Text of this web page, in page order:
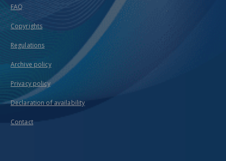
FAQ
Copyrights
Regulations
Archive policy
Privacy policy
Declaration of availability
Contact